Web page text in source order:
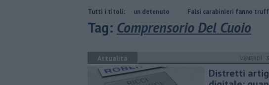
Tutti i titoli:
Omicidio in carcere, ucciso un detenuto Falsi carabinieri fanno truffe coi bambini
Tag: Comprensorio Del Cuoio
Attualità VENERDÌ
Distretti